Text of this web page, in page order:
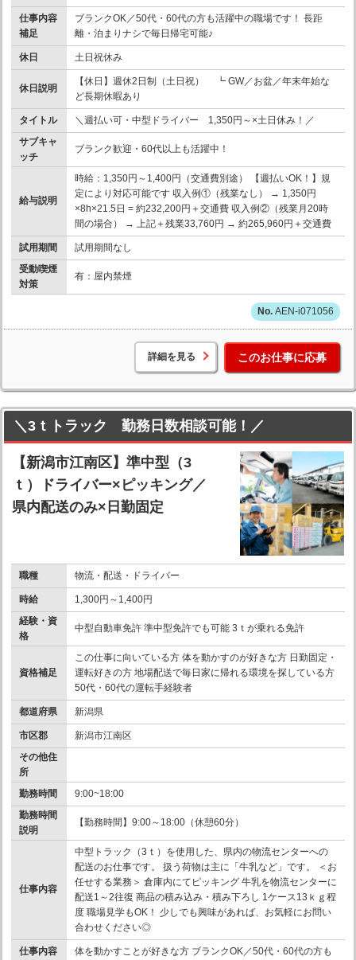
仕事内容
補足
ブランクOK／50代・60代の方も活躍中の職場です！ 長距
離・泊まりナシで毎日帰宅可能♪
休日 土日祝休み
休日説明
【休日】週休2日制（土日祝） ┗ GW／お盆／年末年始な
ど長期休暇あり
タイトル
＼週払い可・中型ドライバー 1,350円～×土日休み！／
サブキャ
ッチ
ブランク歓迎・60代以上も活躍中！
給与説明
時給：1,350円～1,400円（交通費別途） 【週払いOK！】規
定により対応可能です 収入例①（残業なし） → 1,350円
×8h×21.5日 = 約232,200円＋交通費 収入例②（残業月20時
間の場合） → 上記＋残業33,760円 → 約265,960円＋交通費
試用期間
試用期間なし
受動喫煙
対策
有：屋内禁煙
AEN-i071056
詳細を見る このお仕事に応募
＼3ｔトラック 勤務日数相談可能！／
【新潟市江南区】準中型（3
ｔ）ドライバー×ピッキング／
県内配送のみ×日勤固定
職種 物流・配送・ドライバー
時給
1,300円～1,400円
経験・資
格
中型自動車免許 準中型免許でも可能 3ｔが乗れる免許
資格補足
この仕事に向いている方 体を動かすのが好きな方 日勤固定・
運転好きの方 地場配送で毎日家に帰れる環境を探している方
50代・60代の運転手経験者
都道府県 新潟県
市区郡
新潟市江南区
その他住
所
勤務時間
9:00~18:00
勤務時間
説明
【勤務時間】9:00～18:00（休憩60分）
仕事内容
中型トラック（3ｔ）を使用した、県内の物流センターへの
配送のお仕事です。 扱う荷物は主に「牛乳など」です。 ＜お
任せする業務＞ 倉庫内にてピッキング 牛乳を物流センターに
配送1～2往復 商品の積み込み・積み下ろし 1ケース13ｋｇ程
度 職場見学もOK！ 少しでも興味があれば、お気軽にお問い
合わせください◎
仕事内容
体を動かすことが好きな方 ブランクOK／50代・60代の方も